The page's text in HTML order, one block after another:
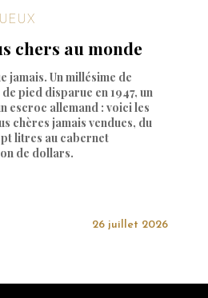
chers au monde
jamais. Un millésime de
pied disparue en 1947, un
escroc allemand : voici les
chères jamais vendues, du
litres au cabernet
de dollars.
26 juillet 2026